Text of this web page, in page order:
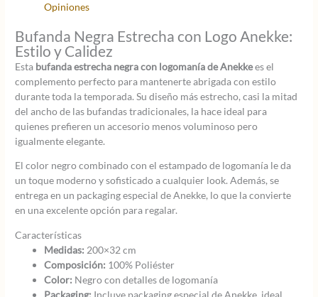
Opiniones
Bufanda Negra Estrecha con Logo Anekke:
Estilo y Calidez
Esta bufanda estrecha negra con logomanía de Anekkees el
complemento perfecto para mantenerte abrigada con estilo
durante toda la temporada. Su diseño más estrecho, casi la mitad
del ancho de las bufandas tradicionales, la hace ideal para
quienes prefieren un accesorio menos voluminoso pero
igualmente elegante.
El color negro combinado con el estampado de logomanía le da
un toque moderno y sofisticado a cualquier look. Además, se
entrega en un packaging especial de Anekke, lo que la convierte
en una excelente opción para regalar.
Características
Medidas: 200×32 cm
Composición: 100% Poliéster
Color: Negro con detalles de logomanía
Packaging: Incluye packaging especial de Anekke, ideal